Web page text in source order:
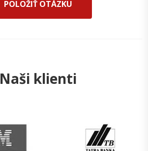
POLOŽIŤ OTÁZKU
Naši klienti